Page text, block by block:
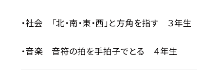
・社会 「北・南・東・西」と方角を指す ３年生
・音楽 音符の拍を手拍子でとる ４年生